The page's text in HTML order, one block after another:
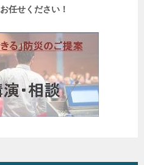
任せください！